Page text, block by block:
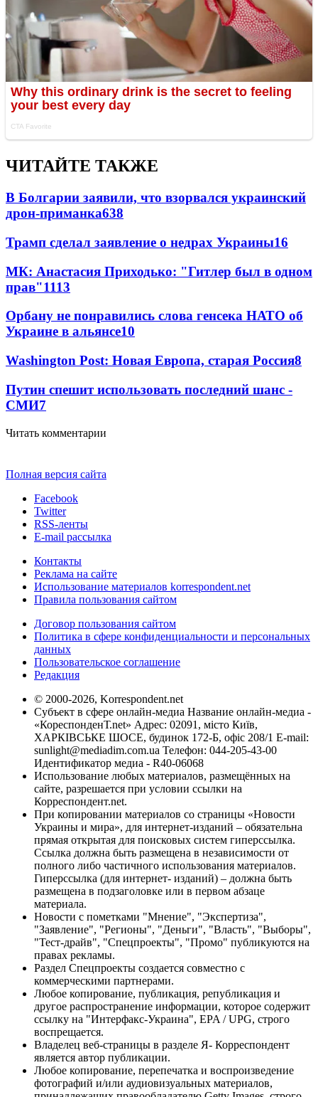
ЧИТАЙТЕ ТАКЖЕ
В Болгарии заявили, что взорвался украинский
дрон-приманка638
Трамп сделал заявление о недрах Украины16
МК: Анастасия Приходько: "Гитлер был в одном
прав"1113
Орбану не понравились слова генсека НАТО об
Украине в альянсе10
Washington Post: Новая Европа, старая Россия8
Путин спешит использовать последний шанс -
СМИ7
Читать комментарии
Полная версия сайта
Facebook
Twitter
RSS-ленты
E-mail рассылка
Контакты
Реклама на сайте
Использование материалов korrespondent.net
Правила пользования сайтом
Договор пользования сайтом
Политика в сфере конфиденциальности и персональных
данных
Пользовательское соглашение
Редакция
© 2000-2026, Korrespondent.net
Субъект в сфере онлайн-медиа Название онлайн-медиа -
«КореспонденТ.net» Адрес: 02091, місто Київ,
ХАРКІВСЬКЕ ШОСЕ, будинок 172-Б, офіс 208/1 E-mail:
sunlight@mediadim.com.ua Телефон: 044-205-43-00
Идентификатор медиа - R40-06068
Использование любых материалов, размещённых на
сайте, разрешается при условии ссылки на
Корреспондент.net.
При копировании материалов со страницы «Новости
Украины и мира», для интернет-изданий – обязательна
прямая открытая для поисковых систем гиперссылка.
Ссылка должна быть размещена в независимости от
полного либо частичного использования материалов.
Гиперссылка (для интернет- изданий) – должна быть
размещена в подзаголовке или в первом абзаце
материала.
Новости с пометками "Мнение", "Экспертиза",
"Заявление", "Регионы", "Деньги", "Власть", "Выборы",
"Тест-драйв", "Спецпроекты", "Промо" публикуются на
правах рекламы.
Раздел Спецпроекты создается совместно с
коммерческими партнерами.
Любое копирование, публикация, републикация и
другое распространение информации, которое содержит
ссылку на "Интерфакс-Украина", EPA / UPG, строго
воспрещается.
Владелец веб-страницы в разделе Я- Корреспондент
является автор публикации.
Любое копирование, перепечатка и воспроизведение
фотографий и/или аудиовизуальных материалов,